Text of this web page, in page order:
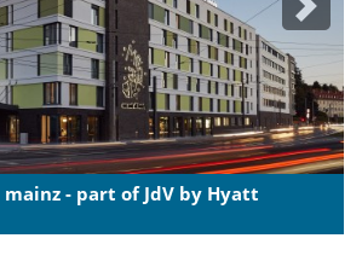
Next
- part of JdV by Hyatt